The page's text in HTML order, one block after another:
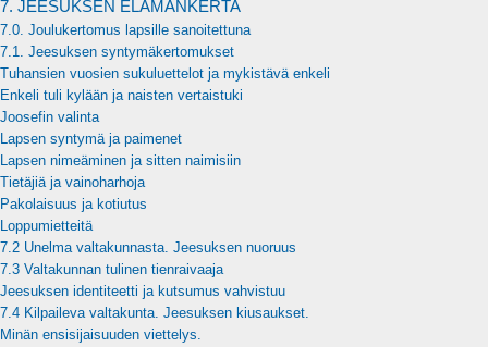
7. JEESUKSEN ELÄMÄNKERTA
7.0. Joulukertomus lapsille sanoitettuna
7.1. Jeesuksen syntymäkertomukset
Tuhansien vuosien sukuluettelot ja mykistävä enkeli
Enkeli tuli kylään ja naisten vertaistuki
Joosefin valinta
Lapsen syntymä ja paimenet
Lapsen nimeäminen ja sitten naimisiin
Tietäjiä ja vainoharhoja
Pakolaisuus ja kotiutus
Loppumietteitä
7.2 Unelma valtakunnasta. Jeesuksen nuoruus
7.3 Valtakunnan tulinen tienraivaaja
Jeesuksen identiteetti ja kutsumus vahvistuu
7.4 Kilpaileva valtakunta. Jeesuksen kiusaukset.
Minän ensisijaisuuden viettelys.